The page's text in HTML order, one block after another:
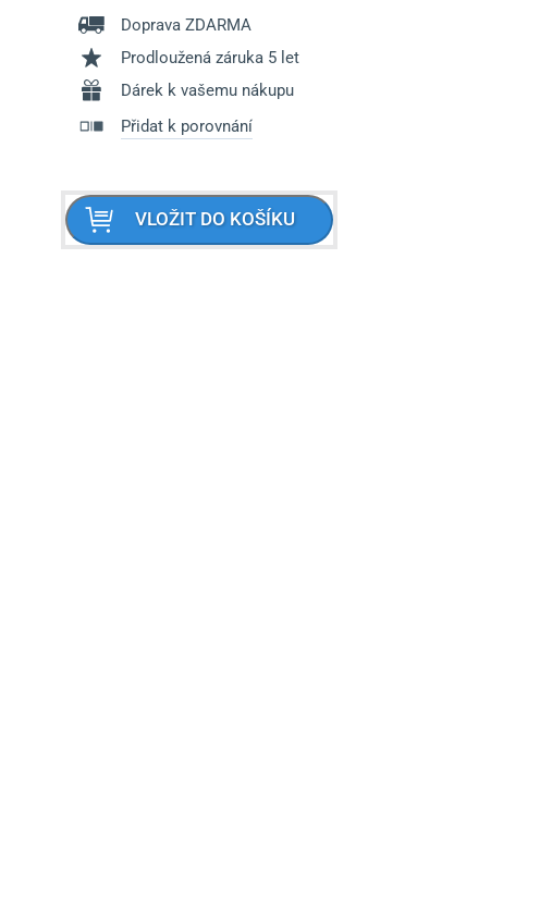
Doprava ZDARMA
Prodloužená záruka 5 let
Dárek k vašemu nákupu
Přidat k porovnání
VLOŽIT DO KOŠÍKU